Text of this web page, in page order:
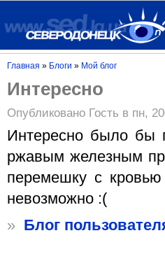
Главная » Блоги » Мой блог
Интересно
Опубликовано Гость в пн,
Интересно было бы
ржавым железным
перемешку с
невозможно :(
» Блог